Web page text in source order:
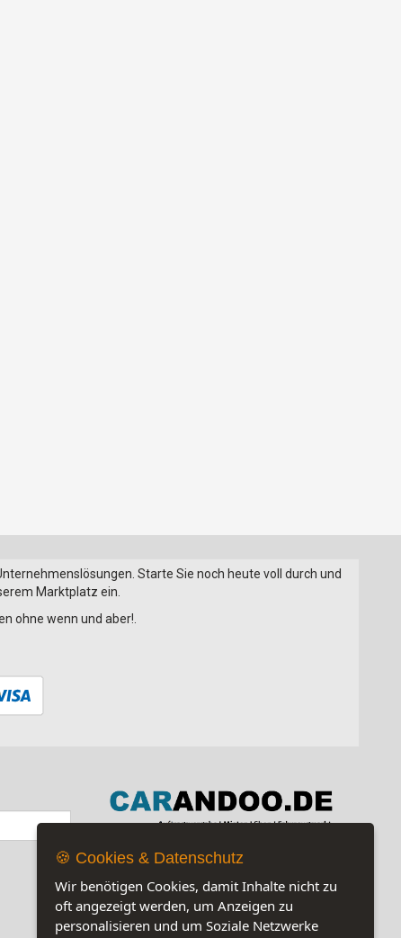
Starte Sie noch heute voll durch und
Marktplatz ein.
ohne wenn und aber!.
Jetzt auf unserer Seite:7
🍪 Cookies & Datenschutz
Wir benötigen Cookies, damit Inhalte nicht zu
oft angezeigt werden, um Anzeigen zu
personalisieren und um Soziale Netzwerke